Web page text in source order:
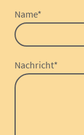
Name*
Nachricht*